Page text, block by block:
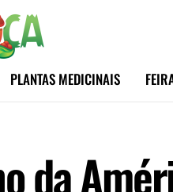
PLANTAS MEDICINAIS
da